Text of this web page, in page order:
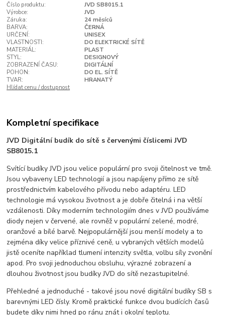
Číslo produktu:
JVD SB8015.1
Výrobce:
JVD
Záruka:
24 měsíců
BARVA:
ČERNÁ
URČENÍ:
UNISEX
VLASTNOSTI:
DO ELEKTRICKÉ SÍTĚ
MATERIÁL:
PLAST
STYL:
DESIGNOVÝ
ZOBRAZENÍ ČASU:
DIGITÁLNÍ
POHON:
DO EL. SÍTĚ
TVAR:
HRANATÝ
Hlídat cenu / dostupnost
Kompletní specifikace
JVD Digitální budík do sítě s červenými číslicemi JVD
SB8015.1
Svítící budíky JVD jsou velice populární pro svoji čitelnost ve tmě.
Jsou vybaveny LED technologií a jsou napájeny přímo ze sítě
prostřednictvím kabelového přívodu nebo adaptéru. LED
technologie má vysokou životnost a je dobře čitelná i na větší
vzdálenosti. Díky moderním technologiím dnes v JVD používáme
diody nejen v červené, ale rovněž v populární zelené, modré,
oranžové a bílé barvě. Nejpopulárnější jsou menší modely a to
zejména díky velice příznivé ceně, u vybraných větších modelů
jistě oceníte například tlumení intenzity světla, volbu síly zvonění
apod. Pro svoji jednoduchou obsluhu, výrazné zobrazení a
dlouhou životnost jsou budíky JVD do sítě nezastupitelné.
Přehledné a jednoduché - takové jsou nové digitální budíky SB s
barevnými LED čísly. Kromě praktické funkce dvou budících časů
budete díky nimi hned po ránu znát i okolní teplotu.